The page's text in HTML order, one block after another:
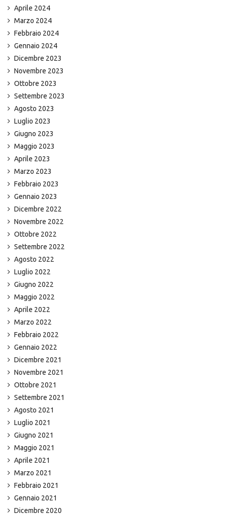
Aprile 2024
Marzo 2024
Febbraio 2024
Gennaio 2024
Dicembre 2023
Novembre 2023
Ottobre 2023
Settembre 2023
Agosto 2023
Luglio 2023
Giugno 2023
Maggio 2023
Aprile 2023
Marzo 2023
Febbraio 2023
Gennaio 2023
Dicembre 2022
Novembre 2022
Ottobre 2022
Settembre 2022
Agosto 2022
Luglio 2022
Giugno 2022
Maggio 2022
Aprile 2022
Marzo 2022
Febbraio 2022
Gennaio 2022
Dicembre 2021
Novembre 2021
Ottobre 2021
Settembre 2021
Agosto 2021
Luglio 2021
Giugno 2021
Maggio 2021
Aprile 2021
Marzo 2021
Febbraio 2021
Gennaio 2021
Dicembre 2020